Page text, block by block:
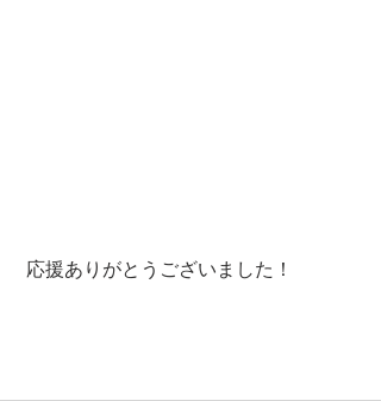
応援ありがとうございました！